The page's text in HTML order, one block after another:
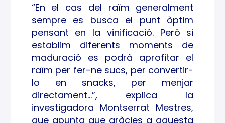
“En el cas del raïm generalment
sempre es busca el punt òptim
pensant en la vinificació. Però si
establim diferents moments de
maduració es podrà aprofitar el
raïm per fer-ne sucs, per convertir-
lo en snacks, per menjar
directament…”, explica la
investigadora Montserrat Mestres,
que apunta que gràcies a aquesta